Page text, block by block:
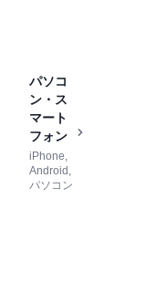
パソコ
ン・ス
マート
フォン
iPhone,
Android,
パソコン